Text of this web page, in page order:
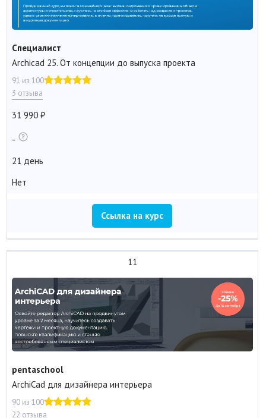
Специалист
Archicad 25. От концепции до выпуска проекта
91 из 100
3 отзыва
31 990
-
21 день
Нет
Ссылка на курс
11
pentaschool
ArchiCad для дизайнера интерьера
90 из 100
22 отзыва